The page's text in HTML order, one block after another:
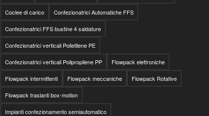
Coclee di carico Confezionatrici Automatiche FFS
Confezionatrici FFS bustine 4 saldature
Confezionatrici verticali Polietilene PE
Confezionatrici verticali Polipropilene PP Flowpack elettroniche
Flowpack intermittenti Flowpack meccaniche Flowpack Rotative
Flowpack traslanti box-motion
Impianti confezionamento semiautomatico